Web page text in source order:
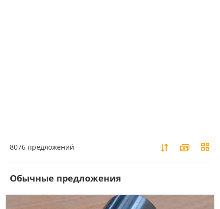
8076 предложений
Обычные предложения